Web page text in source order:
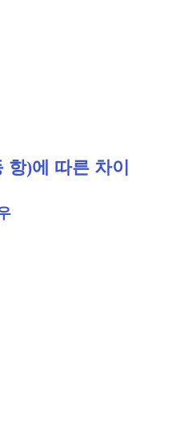
)에 따른 차이